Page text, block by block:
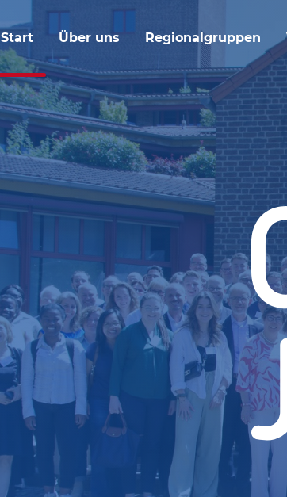
Start Über uns Regionalgruppen